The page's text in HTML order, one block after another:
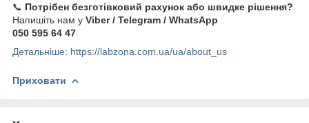
📞 Потрібен безготівковий рахунок або швидке рішення?
Напишіть нам у Viber / Telegram / WhatsApp
050 595 64 47
Детальніше: https://labzona.com.ua/ua/about_us
Приховати